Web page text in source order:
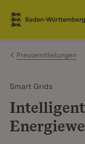
Zum Inhalt
Link zur Startseite
Pressemitteilungen
Smart Grids